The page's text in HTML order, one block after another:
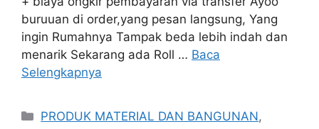
buruuan di order,yang pesan langsung, Yang
ingin Rumahnya Tampak beda lebih indah dan
menarik Sekarang ada Roll … Baca
Selengkapnya
Kategori
PRODUK MATERIAL DAN BANGUNAN,